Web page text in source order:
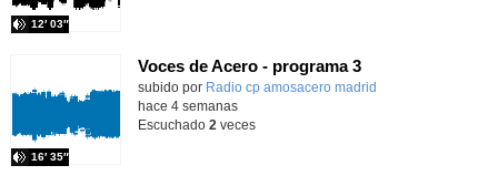
12′ 03″
Voces de Acero - programa 3
Contenido educativo.
subido por Radio cp amosacero madrid
16′ 35″
hace 4 semanas
Escuchado 2 veces